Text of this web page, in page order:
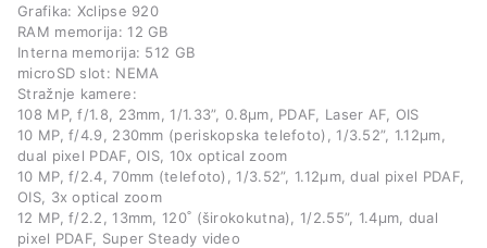
Grafika: Xclipse 920
RAM memorija: 12 GB
Interna memorija: 512 GB
microSD slot: NEMA
Stražnje kamere:
108 MP, f/1.8, 23mm, 1/1.33”, 0.8µm, PDAF, Laser AF, OIS
10 MP, f/4.9, 230mm (periskopska telefoto), 1/3.52”, 1.12µm,
dual pixel PDAF, OIS, 10x optical zoom
10 MP, f/2.4, 70mm (telefoto), 1/3.52”, 1.12µm, dual pixel PDAF,
OIS, 3x optical zoom
12 MP, f/2.2, 13mm, 120˚ (širokokutna), 1/2.55”, 1.4µm, dual
pixel PDAF, Super Steady video